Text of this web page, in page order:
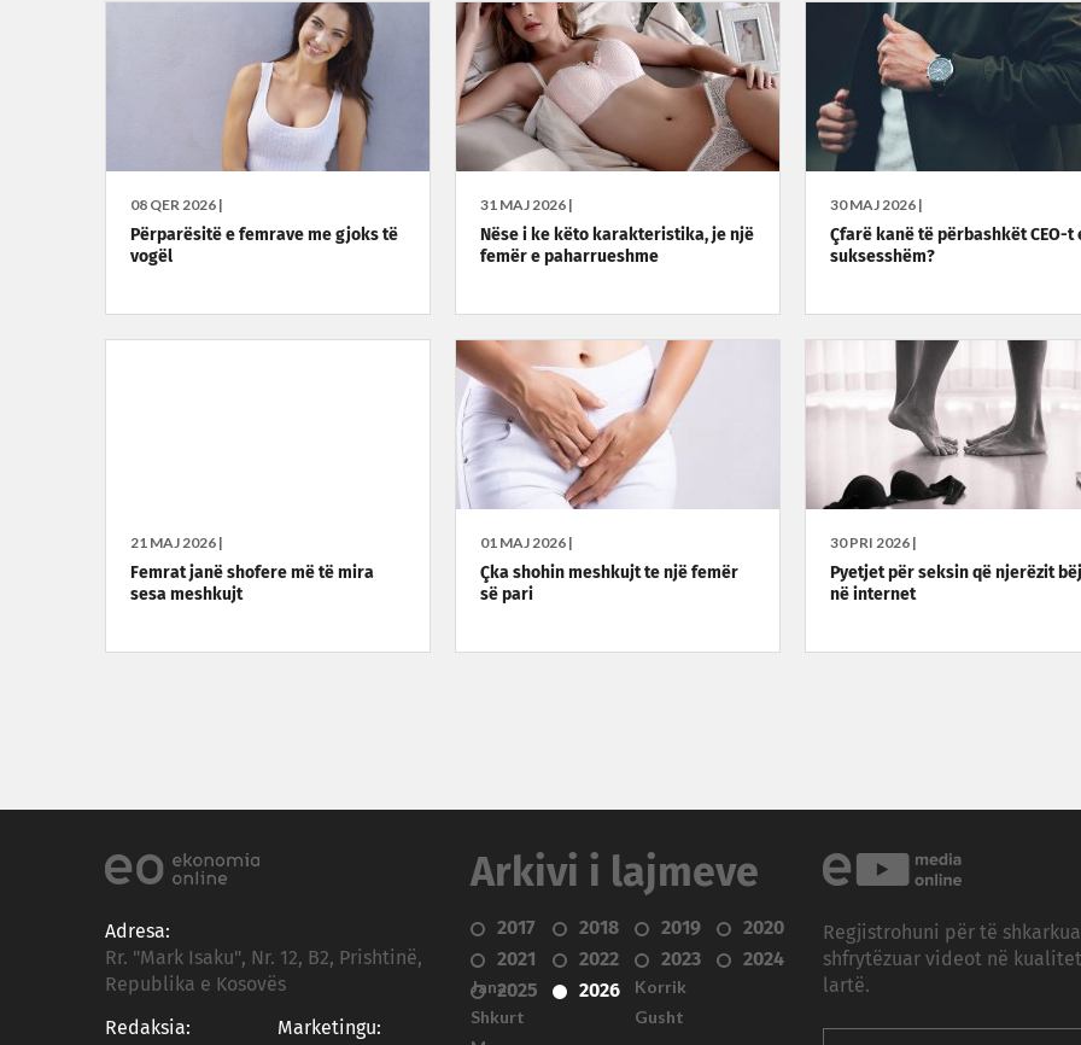
08 QER 2026 |
Përparësitë e femrave me gjoks të
vogël
31 MAJ 2026 |
Nëse i ke këto karakteristika, je një
femër e paharrueshme
30 MAJ 2026 |
Çfarë kanë të përbashkët CEO-t
suksesshëm?
21 MAJ 2026 |
Femrat janë shofere më të mira
sesa meshkujt
01 MAJ 2026 |
Çka shohin meshkujt te një femër
së pari
30 PRI 2026 |
Pyetjet për seksin që njerëzit
në internet
Adresa:
Rr. "Mark Isaku", Nr. 12, B2, Prishtinë,
Republika e Kosovës
Redaksia:
Marketingu:
Arkivi i lajmeve
2017 2018 2019
2020
2021
2022 2023
2024
2025
2026
Janar
Shkurt
Korrik
Gusht
Regjistrohuni për të
shfrytëzuar videot në
lartë.